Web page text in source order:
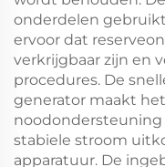
onderdelen
ervoor dat
verkrijgbaar zijn en
procedures. De
generator maakt
noodondersteuning
stabiele stroom
apparatuur. De